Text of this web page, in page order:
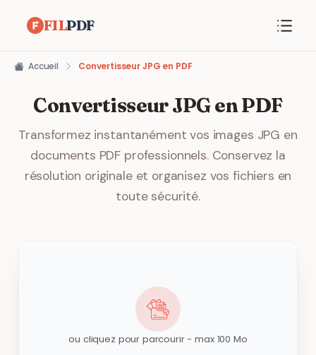
FILPDF
Accueil Convertisseur JPG en PDF
Convertisseur JPG en PDF
Transformez instantanément vos images JPG en
documents PDF professionnels. Conservez la
résolution originale et organisez vos fichiers en
toute sécurité.
ou cliquez pour parcourir - max 100 Mo